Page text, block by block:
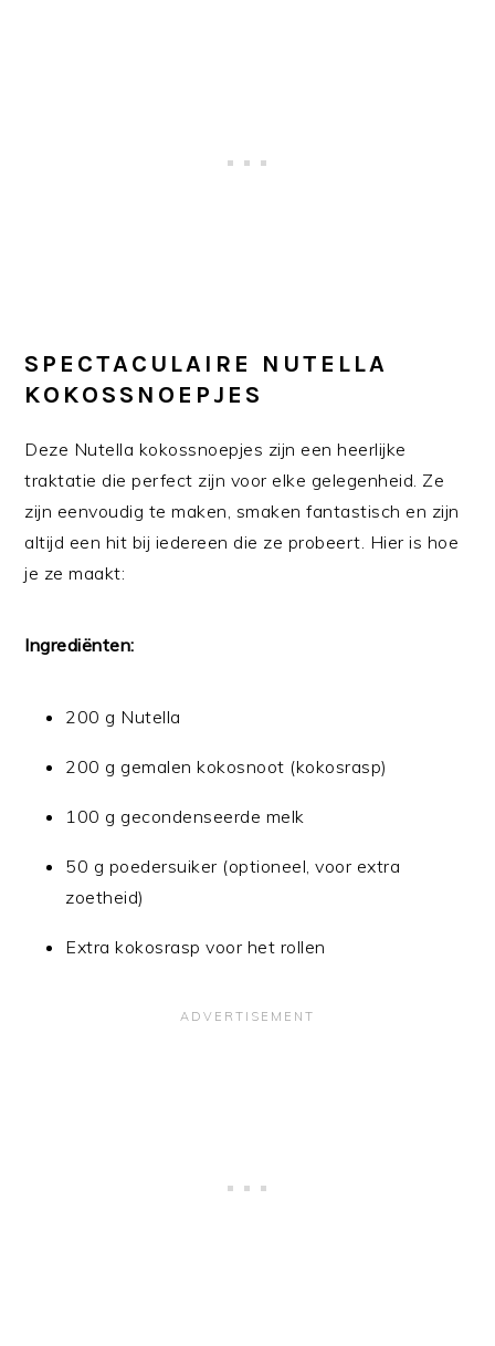
SPECTACULAIRE NUTELLA
KOKOSSNOEPJES
Deze Nutella kokossnoepjes zijn een heerlijke
traktatie die perfect zijn voor elke gelegenheid. Ze
zijn eenvoudig te maken, smaken fantastisch en zijn
altijd een hit bij iedereen die ze probeert. Hier is hoe
je ze maakt:
Ingrediënten:
200 g Nutella
200 g gemalen kokosnoot (kokosrasp)
100 g gecondenseerde melk
50 g poedersuiker (optioneel, voor extra
zoetheid)
Extra kokosrasp voor het rollen